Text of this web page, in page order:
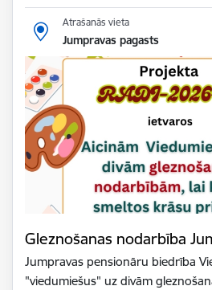
Atrašanās vieta
Jumpravas pagasts
Gleznošanas nodarbība
Jumpravas pensionāru biedrība
"viedumiešus" uz divām